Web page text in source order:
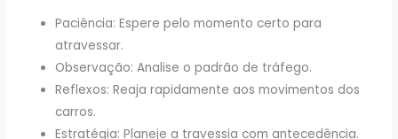
Paciência: Espere pelo momento certo para
atravessar.
Observação: Analise o padrão de tráfego.
Reflexos: Reaja rapidamente aos movimentos dos
carros.
Estratégia: Planeje a travessia com antecedência.